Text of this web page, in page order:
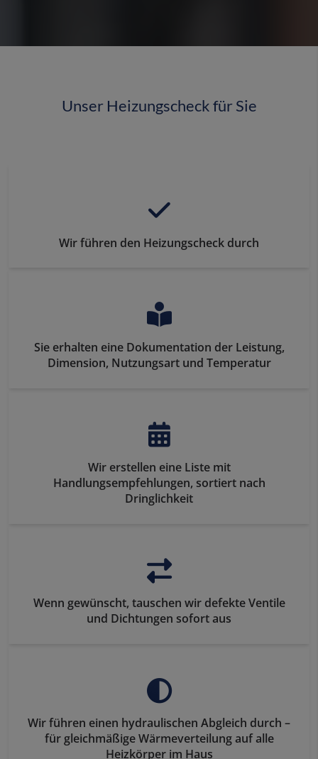
Unser Heizungscheck für Sie
Wir führen den Heizungscheck durch
Sie erhalten eine Dokumentation der Leistung,
Dimension, Nutzungsart und Temperatur
Wir erstellen eine Liste mit
Handlungsempfehlungen, sortiert nach
Dringlichkeit
Wenn gewünscht, tauschen wir defekte Ventile
und Dichtungen sofort aus
Wir führen einen hydraulischen Abgleich durch –
für gleichmäßige Wärmeverteilung auf alle
Heizkörper im Haus